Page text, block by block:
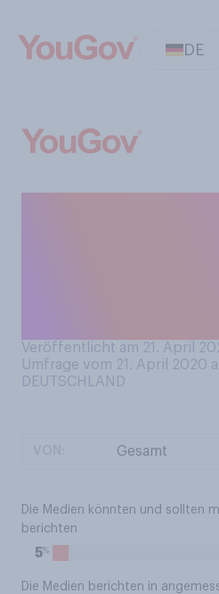
DE
Veröffentlicht am 21. April
Umfrage vom 21. April 2020
DEUTSCHLAND
Die Medien könnten und sollten
berichten
5%
Die Medien berichten in